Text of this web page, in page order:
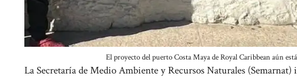
El proyecto del puerto Costa Maya de Royal Caribbean aún
La Secretaría de Medio Ambiente y Recursos Naturales